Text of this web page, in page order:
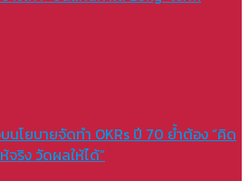
นโยบายจัดทำ OKRs ปี 70 ย้ำต้อง “คิด
ริง วัดผลให้ได้”